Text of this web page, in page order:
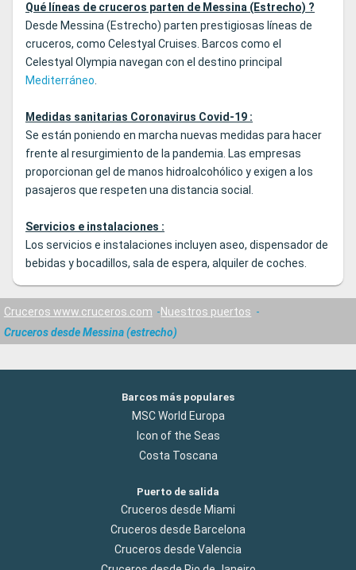
Qué líneas de cruceros parten de Messina (Estrecho) ?
Desde Messina (Estrecho) parten prestigiosas líneas de
cruceros, como Celestyal Cruises. Barcos como el
Celestyal Olympia navegan con el destino principal
Mediterráneo.
Medidas sanitarias Coronavirus Covid-19 :
Se están poniendo en marcha nuevas medidas para hacer
frente al resurgimiento de la pandemia. Las empresas
proporcionan gel de manos hidroalcohólico y exigen a los
pasajeros que respeten una distancia social.
Servicios e instalaciones :
Los servicios e instalaciones incluyen aseo, dispensador de
bebidas y bocadillos, sala de espera, alquiler de coches.
Cruceros www.cruceros.com
Nuestros puertos
Cruceros desde Messina (estrecho)
Barcos más populares
MSC World Europa
Icon of the Seas
Costa Toscana
Puerto de salida
Cruceros desde Miami
Cruceros desde Barcelona
Cruceros desde Valencia